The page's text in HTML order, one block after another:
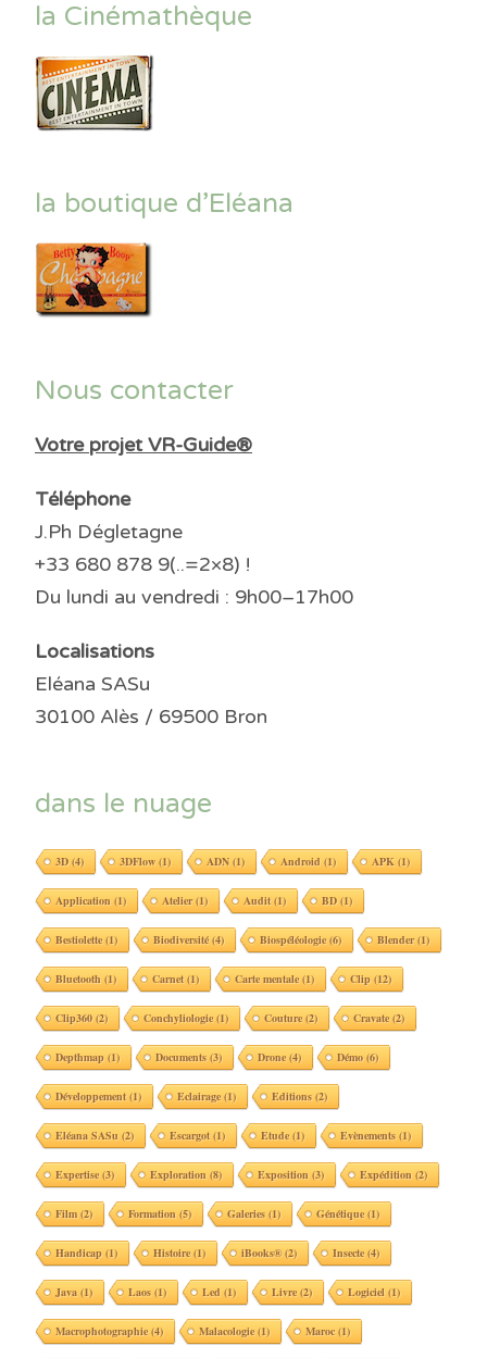
la Cinémathèque
la boutique d’Eléana
Nous contacter
Votre projet VR-Guide®
Téléphone
J.Ph Dégletagne
+33 680 878 9(..=2×8) !
Du lundi au vendredi : 9h00–17h00
Localisations
Eléana SASu
30100 Alès / 69500 Bron
dans le nuage
3D(4) 3DFlow(1) ADN(1) Android (1) APK (1)
Application (1) Atelier(1) Audit(1) BD(1)
Bestiolette(1) Biodiversité(4) Biospéléologie(6) Blender(1)
Bluetooth (1) Carnet(1) Carte mentale(1) Clip (12)
Clip360(2) Conchyliologie(1) Couture(2) Cravate(2)
Depthmap (1) Documents(3) Drone(4) Démo(6)
Développement(1) Eclairage(1) Editions(2)
Eléana SASu (2) Escargot(1) Etude(1) Evènements(1)
Expertise(3) Exploration (8) Exposition (3) Expédition (2)
Film(2) Formation (5) Galeries(1) Génétique(1)
Handicap (1) Histoire(1) iBooks®(2) Insecte(4)
Java (1) Laos(1) Led (1) Livre(2) Logiciel (1)
Macrophotographie(4) Malacologie(1) Maroc(1)